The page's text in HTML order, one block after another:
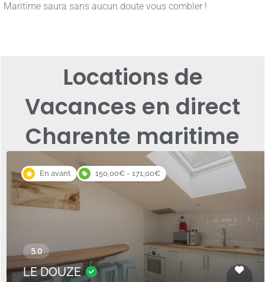
Maritime saura sans aucun doute vous combler !
Locations de
Vacances en direct
Charente maritime
En avant 150,00€ - 171,00€
LE DOUZE